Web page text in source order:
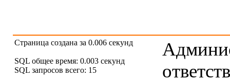
Страница создана за 0.006 секунд
SQL общее время: 0.003 секунд
SQL запросов всего: 15